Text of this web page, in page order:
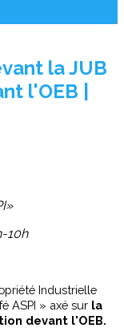
la JUB
l'OEB |
10h
Industrielle
ASPI » axé sur la
devant l'OEB.